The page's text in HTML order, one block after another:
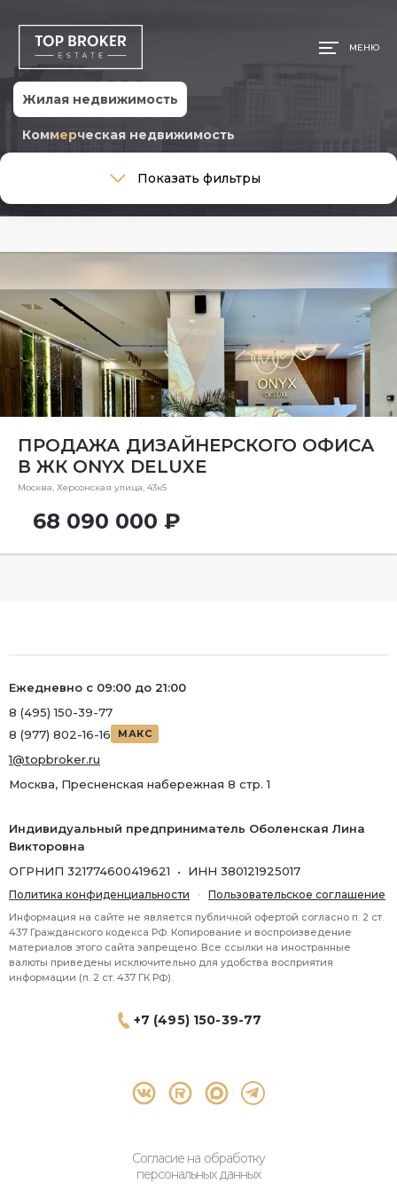
МЕНЮ
Жилая недвижимость
Коммерческая недвижимость
Тип сделки
Тип недвижимости
Общая площадь, м
Ремонт
Ремонт
Район
Район
Метро
Показать фильтры
ПРОДАЖА ДИЗАЙНЕРСКОГО ОФИСА
В ЖК ONYX DELUXE
Москва, Херсонская улица, 43к5
68 090 000 ₽
+7 (495) 150-39-77
Согласие на обработку
персональных данных
Ежедневно с 09:00 до 21:00
8 (495) 150-39-77
8 (977) 802-16-16
МАКС
1@topbroker.ru
Москва, Пресненская набережная 8 стр. 1
Индивидуальный предприниматель Оболенская Лина
Викторовна
ОГРНИП 321774600419621 • ИНН 380121925017
Политика конфиденциальности · Пользовательское соглашение
Информация на сайте не является публичной офертой согласно п. 2 ст.
437 Гражданского кодекса РФ. Копирование и воспроизведение
материалов этого сайта запрещено. Все ссылки на иностранные
валюты приведены исключительно для удобства восприятия
информации (п. 2 ст. 437 ГК РФ).